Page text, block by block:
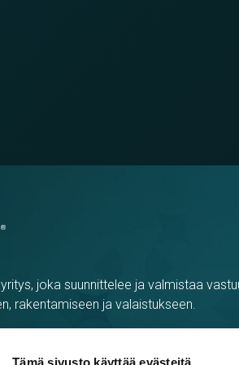
Tämä sivusto käyttää evästeitä
joka suunnittelee ja valmistaa
rakentamiseen ja valaistukseen.